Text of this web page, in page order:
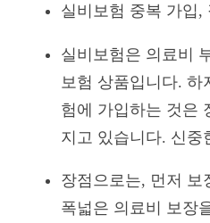
실비보험 중복 가입,
실비보험은 의료비
보험 상품입니다. 하
험에 가입하는 것은
지고 있습니다. 신중
장점으로는, 먼저 보
폭넓은 의료비 보장